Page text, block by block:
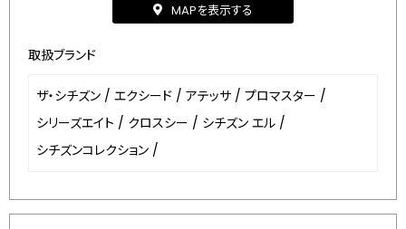
MAPを表示する
取扱ブランド
ザ・シチズン / エクシード / アテッサ / プロマスター /
シリーズエイト / クロスシー / シチズン エル /
シチズンコレクション /